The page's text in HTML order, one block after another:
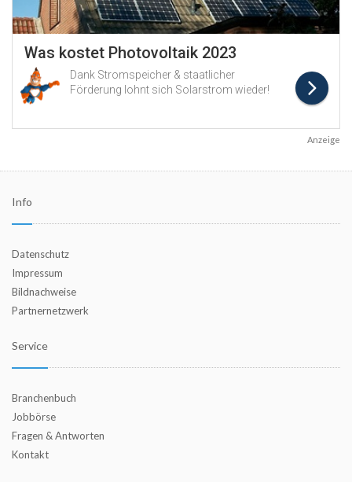
Anzeige
Info
Datenschutz
Impressum
Bildnachweise
Partnernetzwerk
Service
Branchenbuch
Jobbörse
Fragen & Antworten
Kontakt